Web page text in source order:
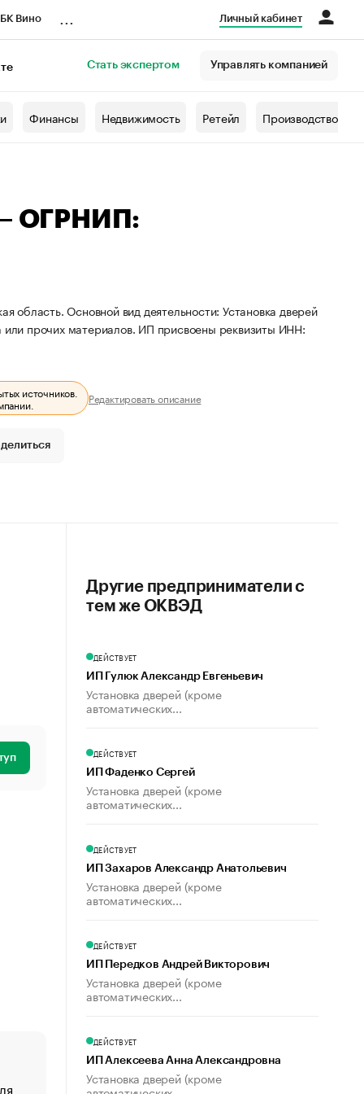
Вино Личный кабинет
Стать экспертом Управлять компанией
Финансы Недвижимость Ретейл Производство
— ОГРНИП:
область. Основной вид деятельности: Установка дверей
прочих материалов. ИП присвоены реквизиты ИНН:
источников.
Редактировать описание
«От спорта тело стареет иначе». Как живет глава
Другие предприниматели с
тем же ОКВЭД
ДЕЙСТВУЕТ
ИП Гулюк Александр Евгеньевич
Установка дверей (кроме
автоматических...
ДЕЙСТВУЕТ
ИП Фаденко Сергей
Установка дверей (кроме
автоматических...
ДЕЙСТВУЕТ
ИП Захаров Александр Анатольевич
Установка дверей (кроме
автоматических...
ДЕЙСТВУЕТ
ИП Передков Андрей Викторович
Установка дверей (кроме
автоматических...
ДЕЙСТВУЕТ
ИП Алексеева Анна Александровна
Установка дверей (кроме